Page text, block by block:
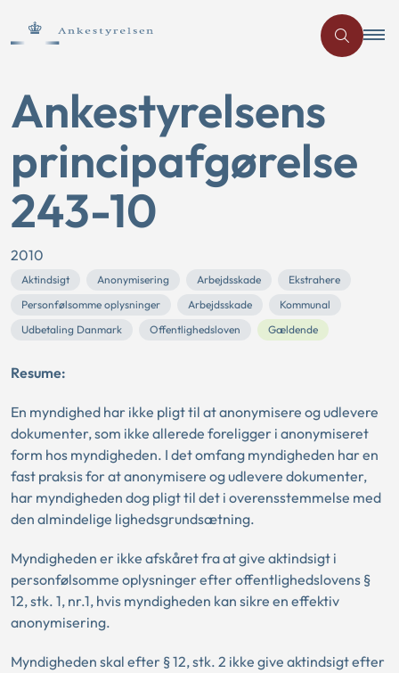
Ankestyrelsens
principafgørelse
243-10
2010
Aktindsigt Anonymisering Arbejdsskade
Ekstrahere
Personfølsomme oplysninger
Arbejdsskade
Kommunal
Udbetaling Danmark
Offentlighedsloven Gældende
Resume:
En myndighed har ikke pligt til at anonymisere og udlevere
dokumenter, som ikke allerede foreligger i anonymiseret
form hos myndigheden. I det omfang myndigheden har en
fast praksis for at anonymisere og udlevere dokumenter,
har myndigheden dog pligt til det i overensstemmelse med
den almindelige lighedsgrundsætning.
Myndigheden er ikke afskåret fra at give aktindsigt i
personfølsomme oplysninger efter offentlighedslovens §
12, stk. 1, nr.1, hvis myndigheden kan sikre en effektiv
anonymisering.
Myndigheden skal efter § 12, stk. 2 ikke give aktindsigt efter